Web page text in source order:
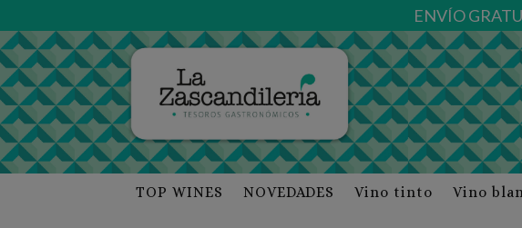
ENVÍO
TOP WINES NOVEDADES Vino tinto Vino